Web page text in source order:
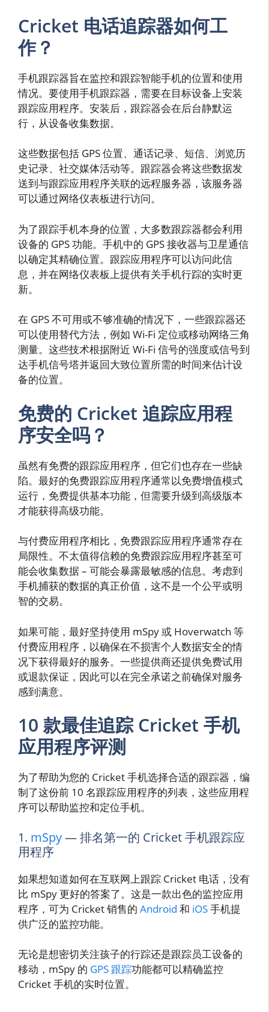
Cricket 电话追踪器如何工
作？
手机跟踪器旨在监控和跟踪智能手机的位置和使用
情况。要使用手机跟踪器，需要在目标设备上安装
跟踪应用程序。安装后，跟踪器会在后台静默运
行，从设备收集数据。
这些数据包括 GPS 位置、通话记录、短信、浏览历
史记录、社交媒体活动等。跟踪器会将这些数据发
送到与跟踪应用程序关联的远程服务器，该服务器
可以通过网络仪表板进行访问。
为了跟踪手机本身的位置，大多数跟踪器都会利用
设备的 GPS 功能。手机中的 GPS 接收器与卫星通信
以确定其精确位置。跟踪应用程序可以访问此信
息，并在网络仪表板上提供有关手机行踪的实时更
新。
在 GPS 不可用或不够准确的情况下，一些跟踪器还
可以使用替代方法，例如 Wi-Fi 定位或移动网络三角
测量。这些技术根据附近 Wi-Fi 信号的强度或信号到
达手机信号塔并返回大致位置所需的时间来估计设
备的位置。
免费的 Cricket 追踪应用程
序安全吗？
虽然有免费的跟踪应用程序，但它们也存在一些缺
陷。最好的免费跟踪应用程序通常以免费增值模式
运行，免费提供基本功能，但需要升级到高级版本
才能获得高级功能。
与付费应用程序相比，免费跟踪应用程序通常存在
局限性。不太值得信赖的免费跟踪应用程序甚至可
能会收集数据 – 可能会暴露最敏感的信息。考虑到
手机捕获的数据的真正价值，这不是一个公平或明
智的交易。
如果可能，最好坚持使用 mSpy 或 Hoverwatch 等
付费应用程序，以确保在不损害个人数据安全的情
况下获得最好的服务。一些提供商还提供免费试用
或退款保证，因此可以在完全承诺之前确保对服务
感到满意。
10 款最佳追踪 Cricket 手机
应用程序评测
为了帮助为您的 Cricket 手机选择合适的跟踪器，编
制了这份前 10 名跟踪应用程序的列表，这些应用程
序可以帮助监控和定位手机。
1. mSpy— 排名第一的 Cricket 手机跟踪应
用程序
如果想知道如何在互联网上跟踪 Cricket 电话，没有
比 mSpy 更好的答案了。这是一款出色的监控应用
程序，可为 Cricket 销售的 Android 和 iOS手机提
供广泛的监控功能。
无论是想密切关注孩子的行踪还是跟踪员工设备的
移动，mSpy 的 GPS 跟踪功能都可以精确监控
Cricket 手机的实时位置。